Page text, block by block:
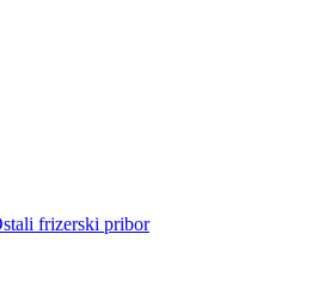
frizerski pribor